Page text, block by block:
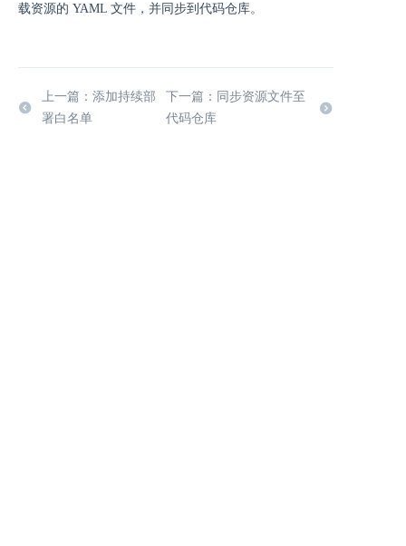
载资源的 YAML 文件，并同步到代码仓库。
上一篇：添加持续部
署白名单
下一篇：同步资源文件至
代码仓库